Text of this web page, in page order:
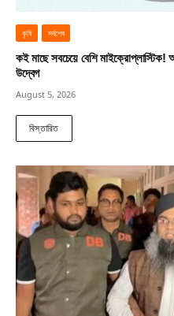
কৃষি সর্বশেষ
কই মাছে সবচেয়ে বেশি মাইক্রোপ্লাস্টিক!
উদ্বেগ
August 5, 2026
বিস্তারিত